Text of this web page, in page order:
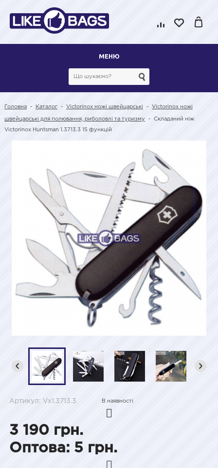
МЕНЮ
Головна - Каталог - Victorinox ножі швейцарські - Victorinox ножі
швейцарські для полювання, риболовлі та туризму - Складаний ніж
Victorinox Huntsman 1.3713.3 15 функцій
Артикул: Vx1.3713.3 В наявності
3 190 грн.
Оптова: 5 грн.